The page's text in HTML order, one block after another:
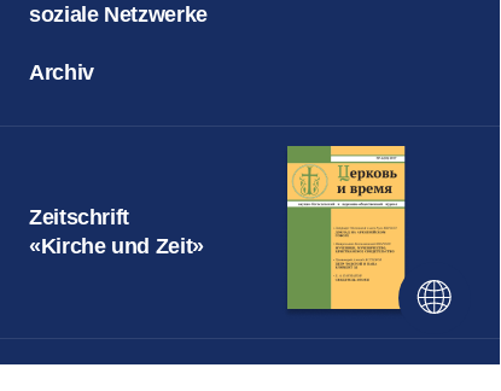
soziale Netzwerke
Archiv
Zeitschrift
«Kirche und Zeit»